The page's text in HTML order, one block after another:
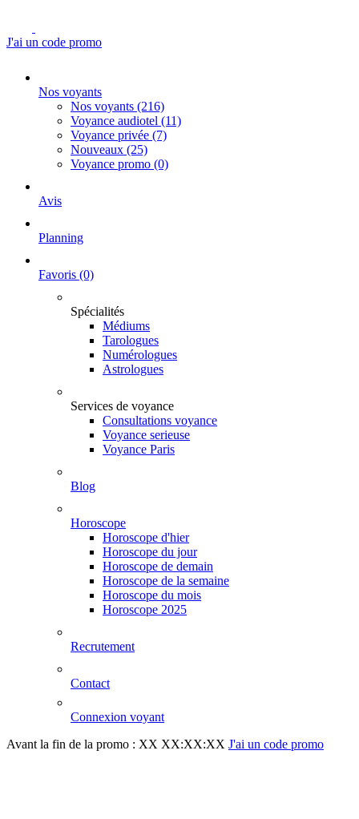
J'ai un code promo
Nos voyants
Nos voyants (216)
Voyance audiotel (11)
Voyance privée (7)
Nouveaux (25)
Voyance promo (0)
Avis
Planning
Favoris (0)
Spécialités
Médiums
Tarologues
Numérologues
Astrologues
Services de voyance
Consultations voyance
Voyance serieuse
Voyance Paris
Blog
Horoscope
Horoscope d'hier
Horoscope du jour
Horoscope de demain
Horoscope de la semaine
Horoscope du mois
Horoscope 2025
Recrutement
Contact
Connexion voyant
Avant la fin de la promo : XX XX:XX:XX J'ai un code promo